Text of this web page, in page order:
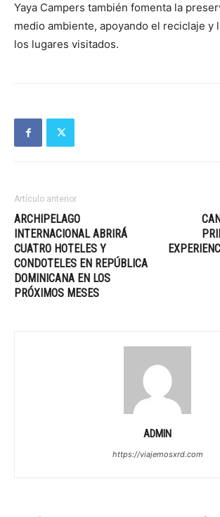
Yaya Campers también fomenta la
medio ambiente, apoyando el reciclaje y
los lugares visitados.
Artículo anterior
ARCHIPELAGO
INTERNACIONAL ABRIRÁ
CUATRO HOTELES Y
CONDOTELES EN REPÚBLICA
DOMINICANA EN LOS
PRÓXIMOS MESES
ADMIN
https://viajemosxrd.com